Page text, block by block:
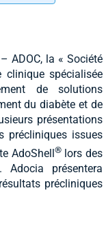
ADOC, la « Société
clinique spécialisée
de solutions
du diabète et de
présentations
précliniques issues
AdoShell ®lors des
Adocia présentera
précliniques